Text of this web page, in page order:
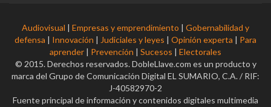
Audiovisual | Empresas y emprendimiento | Gobernabilidad y
defensa | Innovación | Judiciales y leyes | Opinión experta | Para
aprender | Prevención | Sucesos | Electorales
© 2015. Derechos reservados. DobleLlave.com es un producto y
marca del Grupo de Comunicación Digital EL SUMARIO, C.A. / RIF:
J-40582970-2
Fuente principal de información y contenidos digitales multimedia